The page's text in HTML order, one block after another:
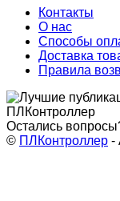
Контакты
О нас
Способы
Доставка
Правила
Остались
© ПЛКонтроллер -